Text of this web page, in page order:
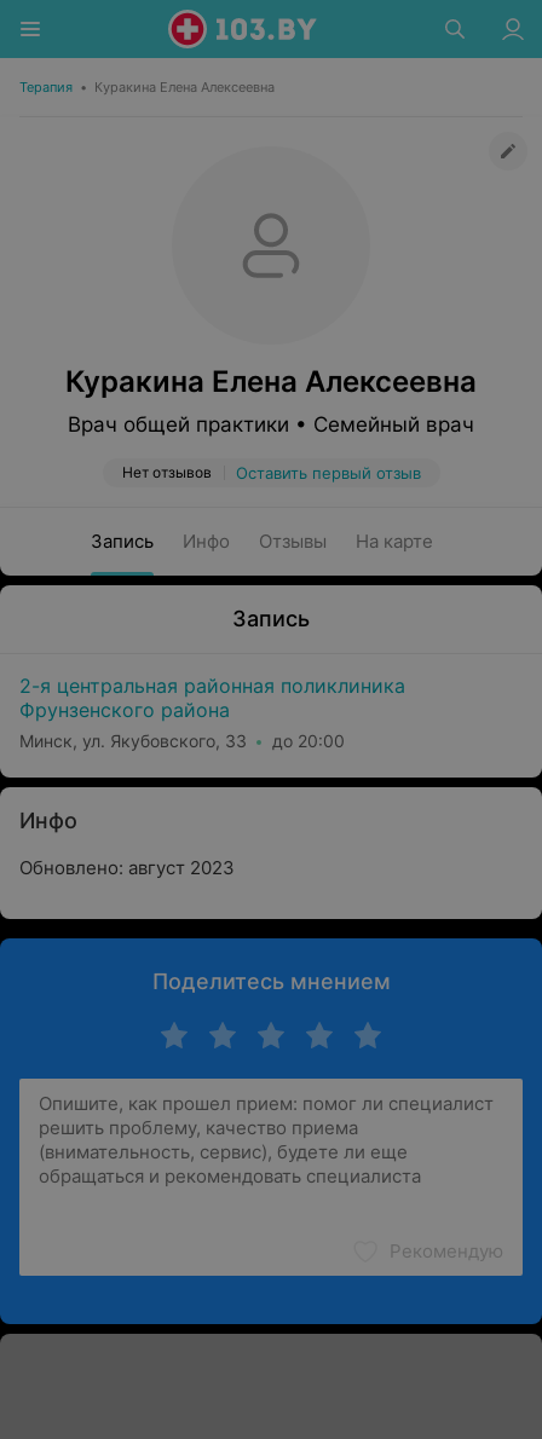
Терапия • Куракина Елена Алексеевна
Куракина Елена Алексеевна
Врач общей практики • Семейный врач
Нет отзывов Оставить первый отзыв
Запись Инфо Отзывы На карте
Запись
2-я центральная районная поликлиника
Фрунзенского района
Минск, ул. Якубовского, 33 до 20:00
Инфо
Обновлено: август 2023
Поделитесь мнением
Рекомендую